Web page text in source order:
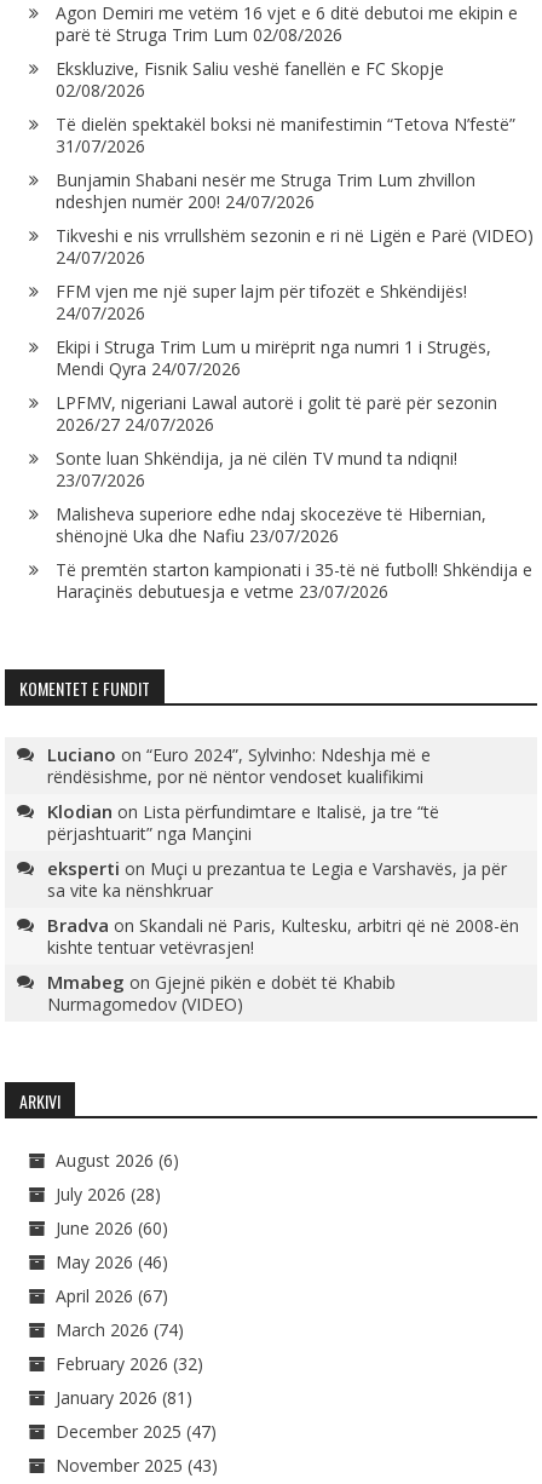
Agon Demiri me vetëm 16 vjet e 6 ditë debutoi me ekipin e
parë të Struga Trim Lum 02/08/2026
Ekskluzive, Fisnik Saliu veshë fanellën e FC Skopje
02/08/2026
Të dielën spektakël boksi në manifestimin “Tetova N’festë”
31/07/2026
Bunjamin Shabani nesër me Struga Trim Lum zhvillon
ndeshjen numër 200! 24/07/2026
Tikveshi e nis vrrullshëm sezonin e ri në Ligën e Parë (VIDEO)
24/07/2026
FFM vjen me një super lajm për tifozët e Shkëndijës!
24/07/2026
Ekipi i Struga Trim Lum u mirëprit nga numri 1 i Strugës,
Mendi Qyra 24/07/2026
LPFMV, nigeriani Lawal autorë i golit të parë për sezonin
2026/27 24/07/2026
Sonte luan Shkëndija, ja në cilën TV mund ta ndiqni!
23/07/2026
Malisheva superiore edhe ndaj skocezëve të Hibernian,
shënojnë Uka dhe Nafiu 23/07/2026
Të premtën starton kampionati i 35-të në futboll! Shkëndija e
Haraçinës debutuesja e vetme 23/07/2026
KOMENTET E FUNDIT
Luciano on“Euro 2024”, Sylvinho: Ndeshja më e
rëndësishme, por në nëntor vendoset kualifikimi
Klodian on Lista përfundimtare e Italisë, ja tre “të
përjashtuarit” nga Mançini
eksperti on Muçi u prezantua te Legia e Varshavës, ja për
sa vite ka nënshkruar
Bradva onSkandali në Paris, Kultesku, arbitri që në 2008-ën
kishte tentuar vetëvrasjen!
Mmabeg onGjejnë pikën e dobët të Khabib
Nurmagomedov (VIDEO)
ARKIVI
August 2026 (6)
July 2026 (28)
June 2026 (60)
May 2026 (46)
April 2026 (67)
March 2026 (74)
February 2026 (32)
January 2026 (81)
December 2025 (47)
November 2025 (43)